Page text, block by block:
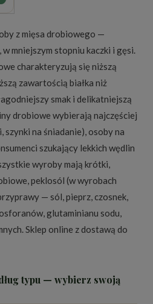
z mięsa drobiowego —
mniejszym stopniu kaczki i gęsi.
charakteryzują się niższą
zawartością białka niż
smak i delikatniejszą
drobiowe wybierają najczęściej
szynki na śniadanie), osoby na
szukający lekkich wędlin
wyroby mają krótki,
peklosól (w wyrobach
— sól, pieprz, czosnek,
glutaminianu sodu,
Sklep online z dostawą do
typu — wybierz swoją